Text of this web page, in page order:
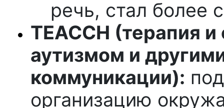
речь, стал более
TEACCH (терапия
аутизмом и
коммуникации):
организацию